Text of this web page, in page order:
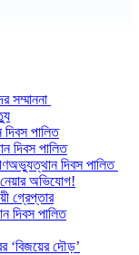
সম্মাননা
পালিত
দিবস পালিত
দিবস পালিত
নেয়ার অভিযোগ!
গ্রেপ্তার
দিবস পালিত
‘বিজয়ের দৌড়’